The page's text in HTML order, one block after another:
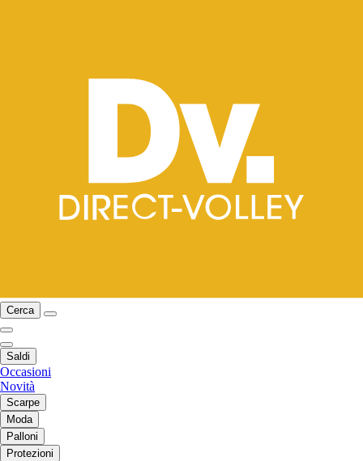
Cerca
Saldi
Occasioni
Novità
Scarpe
Moda
Palloni
Protezioni